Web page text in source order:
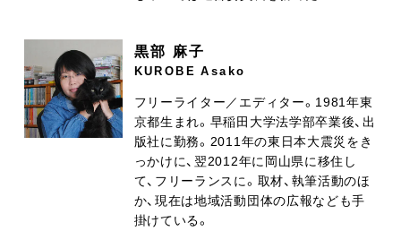
黒部 麻子
KUROBE Asako
フリーライター／エディター。1981年東
京都生まれ。早稲田大学法学部卒業後、出
版社に勤務。2011年の東日本大震災をき
っかけに、翌2012年に岡山県に移住し
て、フリーランスに。取材、執筆活動のほ
か、現在は地域活動団体の広報なども手
掛けている。